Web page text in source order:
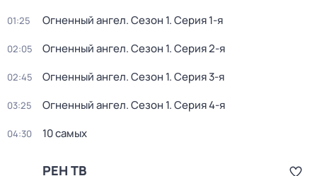
01:25 Огненный ангел. Сезон 1. Серия 1-я
02:05 Огненный ангел. Сезон 1. Серия 2-я
02:45 Огненный ангел. Сезон 1. Серия 3-я
03:25 Огненный ангел. Сезон 1. Серия 4-я
04:30 10 самых
РЕН ТВ